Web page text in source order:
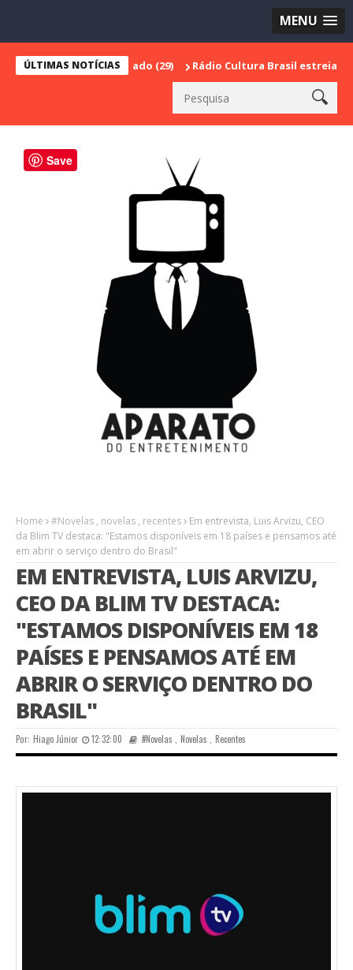
MENU
ÚLTIMAS NOTÍCIAS
do último sábado (29) Rádio Cultura Brasil estreia série
Home #Novelas , novelas , recentes
Em entrevista, Luis Arvizu, CEO
da Blim TV destaca: "Estamos disponíveis em 18 países e pensamos até
em abrir o serviço dentro do Brasil"
EM ENTREVISTA, LUIS ARVIZU,
CEO DA BLIM TV DESTACA:
"ESTAMOS DISPONÍVEIS EM 18
PAÍSES E PENSAMOS ATÉ EM
ABRIR O SERVIÇO DENTRO DO
BRASIL"
Por: Hiago Júnior 12:32:00 #Novelas ,Novelas Recentes
Save